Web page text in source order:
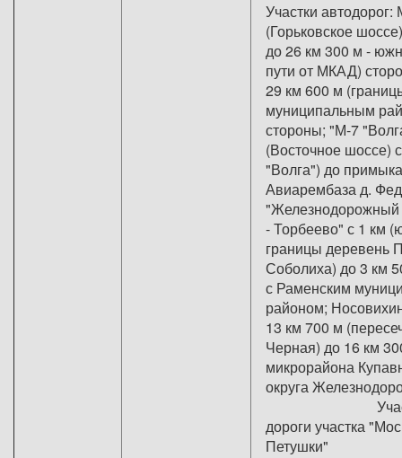
Участки
(Горьковское
до 26 км 300 м -
пути от МКАД)
29 км 600 м
муниципальным
стороны; "М-7
(Восточное шоссе)
"Волга") до
Авиарембаза д.
- Торбеево" с 1 км
границы деревень
Соболиха) до 3 км
с Раменским
районом;
13 км 700 м
Черная) до 16 км
микрорайона
округа
Участок
дороги участка
Петушки"